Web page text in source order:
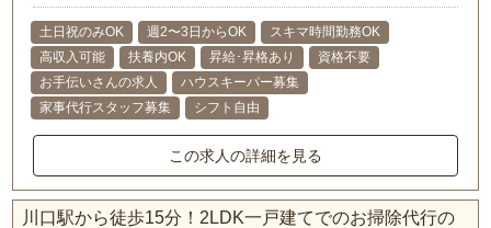
土日祝のみOK 週2〜3日からOK
スキマ時間勤務OK
高収入可能
扶養内OK 昇給･昇格あり
資格不要
お手伝いさんの求人
ハウスキーパー募集
家事代行スタッフ募集
シフト自由
この求人の詳細を見る
川口駅から徒歩15分！2LDK一戸建てでのお掃除代行の